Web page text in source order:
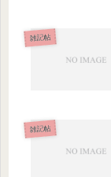
雑記帖
雑記帖